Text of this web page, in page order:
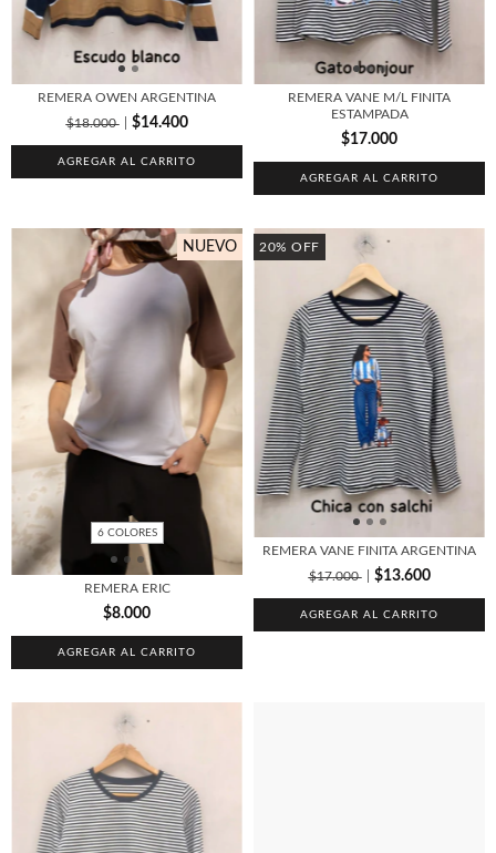
REMERA OWEN ARGENTINA
$18.000
$14.400
AGREGAR AL CARRITO
REMERA VANE M/L FINITA
ESTAMPADA
$17.000
AGREGAR AL CARRITO
NUEVO
6 COLORES
REMERA ERIC
$8.000
AGREGAR AL CARRITO
20% OFF
REMERA VANE FINITA ARGENTINA
$17.000
$13.600
AGREGAR AL CARRITO